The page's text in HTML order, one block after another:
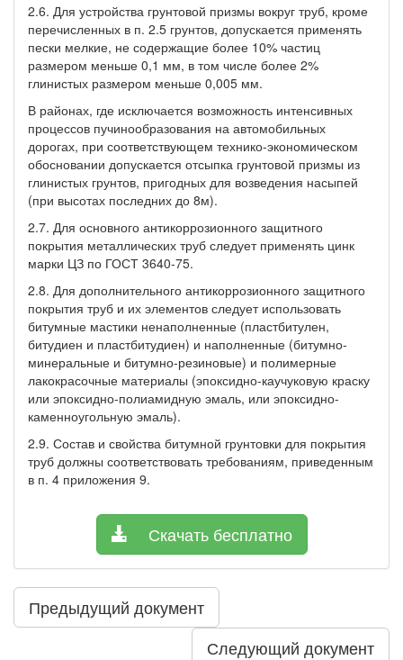
2.6. Для устройства грунтовой призмы вокруг труб, кроме
перечисленных в п. 2.5 грунтов, допускается применять
пески мелкие, не содержащие более 10% частиц
размером меньше 0,1 мм, в том числе более 2%
глинистых размером меньше 0,005 мм.
В районах, где исключается возможность интенсивных
процессов пучинообразования на автомобильных
дорогах, при соответствующем технико-экономическом
обосновании допускается отсыпка грунтовой призмы из
глинистых грунтов, пригодных для возведения насыпей
(при высотах последних до 8м).
2.7. Для основного антикоррозионного защитного
покрытия металлических труб следует применять цинк
марки ЦЗ по ГОСТ 3640-75.
2.8. Для дополнительного антикоррозионного защитного
покрытия труб и их элементов следует использовать
битумные мастики ненаполненные (пластбитулен,
битудиен и пластбитудиен) и наполненные (битумно-
минеральные и битумно-резиновые) и полимерные
лакокрасочные материалы (эпоксидно-каучуковую краску
или эпоксидно-полиамидную эмаль, или эпоксидно-
каменноугольную эмаль).
2.9. Состав и свойства битумной грунтовки для покрытия
труб должны соответствовать требованиям, приведенным
в п. 4 приложения 9.
Скачать бесплатно
Предыдущий документ
Следующий документ